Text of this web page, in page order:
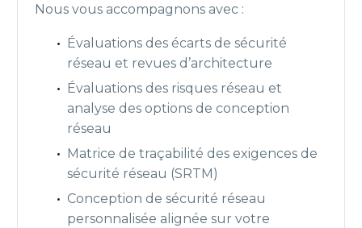
Nous vous accompagnons avec :
Évaluations des écarts de sécurité
réseau et revues d’architecture
Évaluations des risques réseau et
analyse des options de conception
réseau
Matrice de traçabilité des exigences de
sécurité réseau (SRTM)
Conception de sécurité réseau
personnalisée alignée sur votre